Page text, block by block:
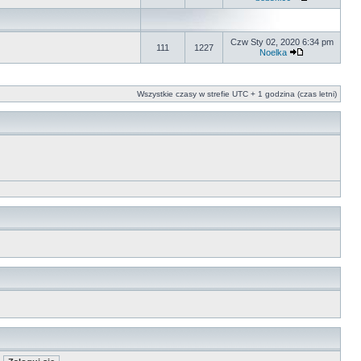
111 1227
Czw Sty 02, 2020 6:34 pm
Noelka
Wszystkie czasy w strefie UTC + 1 godzina (czas letni)